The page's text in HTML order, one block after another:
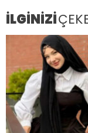
İLGİNİZİ